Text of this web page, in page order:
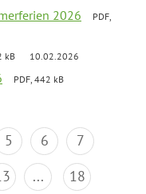
2026
PDF,
kB 10.02.2026
PDF, 442 kB
5 6
7
... 18